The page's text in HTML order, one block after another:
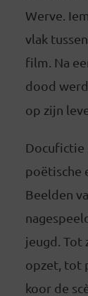
Werve.
vlak
film. Na
dood
op zijn
poëtische
Beelden
jeugd. Tot
opzet, tot
koor de